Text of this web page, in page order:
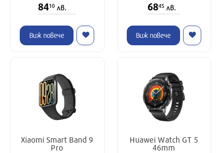
8410 лв.
Виж повече
6845 лв.
Виж повече
Xiaomi Smart Band 9
Pro
Huawei Watch GT 5
46mm